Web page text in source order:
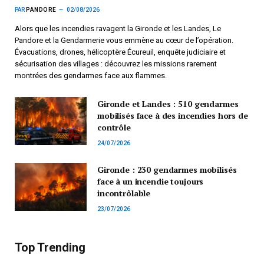
PAR PANDORE 02/08/2026
Alors que les incendies ravagent la Gironde et les Landes, Le
Pandore et la Gendarmerie vous emmène au cœur de l’opération.
Évacuations, drones, hélicoptère Écureuil, enquête judiciaire et
sécurisation des villages : découvrez les missions rarement
montrées des gendarmes face aux flammes.
Gironde et Landes : 510 gendarmes
mobilisés face à des incendies hors de
contrôle
24/07/2026
Gironde : 230 gendarmes mobilisés
face à un incendie toujours
incontrôlable
23/07/2026
Top Trending